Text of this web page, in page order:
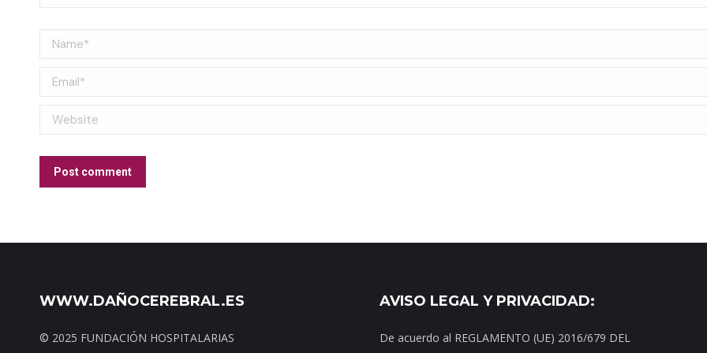
Name *
Email *
Website
Post comment
WWW.DAÑOCEREBRAL.ES
© 2025 FUNDACIÓN HOSPITALARIAS
AVISO LEGAL Y PRIVACIDAD:
De acuerdo al REGLAMENTO (UE) 2016/679 DEL